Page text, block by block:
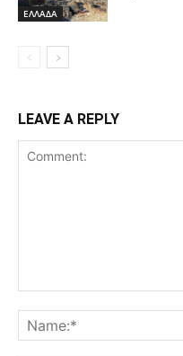
ΕΛΛΑΔΑ
LEAVE A REPLY